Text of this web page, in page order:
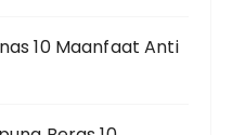
10 Maanfaat Anti